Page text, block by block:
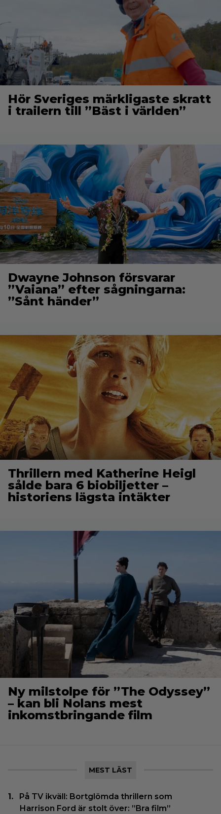
Hör Sveriges märkligaste skratt
i trailern till ”Bäst i världen”
Dwayne Johnson försvarar
”Vaiana” efter sågningarna:
”Sånt händer”
Thrillern med Katherine Heigl
sålde bara 6 biobiljetter –
historiens lägsta intäkter
Ny milstolpe för ”The Odyssey”
– kan bli Nolans mest
inkomstbringande film
MEST LÄST
På TV ikväll: Bortglömda thrillern som
Harrison Ford är stolt över: ”Bra film”